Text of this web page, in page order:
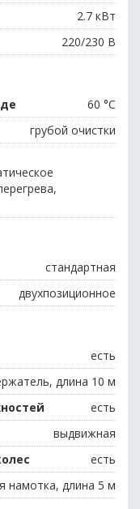
2.7 кВт
220/230 В
60 °С
грубой очистки
стандартная
двухпозиционное
есть
длина 10 м
есть
выдвижная
есть
намотка, длина 5 м